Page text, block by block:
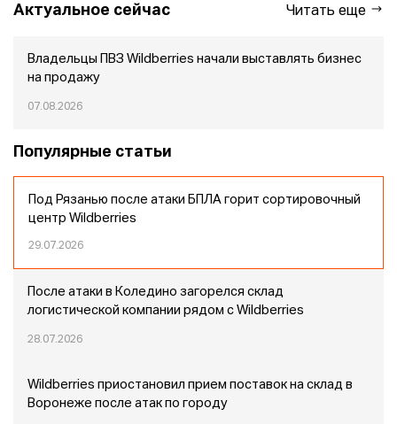
Актуальное сейчас Читать еще
Владельцы ПВЗ Wildberries начали выставлять бизнес
на продажу
07.08.2026
Популярные статьи
Под Рязанью после атаки БПЛА горит сортировочный
центр Wildberries
29.07.2026
После атаки в Коледино загорелся склад
логистической компании рядом с Wildberries
28.07.2026
Wildberries приостановил прием поставок на склад в
Воронеже после атак по городу